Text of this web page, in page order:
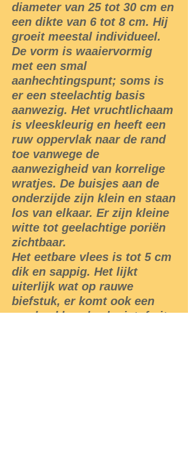
diameter van 25 tot 30 cm en
een dikte van 6 tot 8 cm. Hij
groeit meestal individueel.
De vorm is waaiervormig
met een smal
aanhechtingspunt; soms is
er een steelachtig basis
aanwezig. Het vruchtlichaam
is vleeskleurig en heeft een
ruw oppervlak naar de rand
toe vanwege de
aanwezigheid van korrelige
wratjes. De buisjes aan de
onderzijde zijn klein en staan
los van elkaar. Er zijn kleine
witte tot geelachtige poriën
zichtbaar.
Het eetbare vlees is tot 5 cm
dik en sappig. Het lijkt
uiterlijk wat op rauwe
biefstuk, er komt ook een
rood gekleurde vloeistof uit.